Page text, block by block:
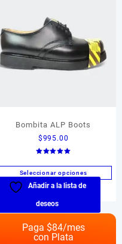
en
la
página
de
Bombita ALP Boots
$995.00
5.00
de 5
Seleccionar opciones
Este
tiene
múltiples
variantes.
Añadir a la lista de
deseos
Paga $84/mes
con Plata